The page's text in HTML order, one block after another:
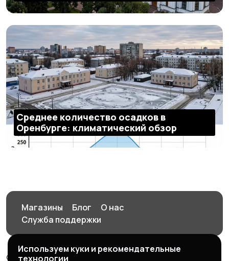
Среднее количество осадков в
Оренбурге: климатический обзор
Магазины Блог
О нас
Служба поддержки
© 2026 Орен-АЙ - Авто | Недвижимость | Работа |
Используем куки и рекомендательные
технологии